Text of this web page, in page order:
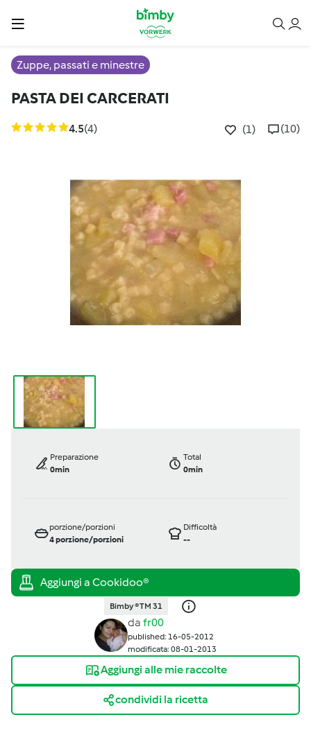
Zuppe, passati e minestre
PASTA DEI CARCERATI
4.5(4) (1) (10)
Preparazione
0min
Total
0min
porzione/porzioni
4porzione/porzioni
Difficoltà
--
Bimby ® TM 31
da fr00
published: 16-05-2012
modificata: 08-01-2013
Aggiungi alle mie raccolte
condividi la ricetta